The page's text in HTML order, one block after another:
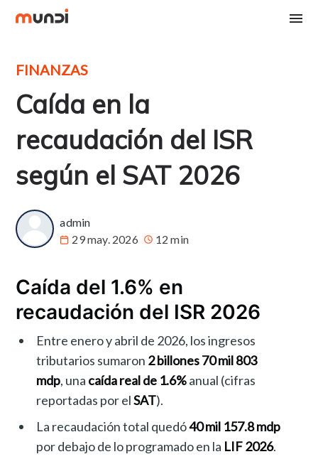
FINANZAS
Caída en la
recaudación del ISR
según el SAT 2026
admin
29 may. 2026
12 min
Caída del 1.6% en
recaudación del ISR 2026
Entre enero y abril de 2026, los ingresos
tributarios sumaron 2 billones 70 mil 803
mdp, una caída real de 1.6%anual (cifras
reportadas por elSAT).
La recaudación total quedó40 mil 157.8 mdp
por debajo de lo programado en la LIF 2026.